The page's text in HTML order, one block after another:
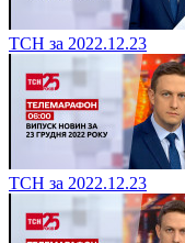
ТСН за 2022.12.23
ТСН за 2022.12.23